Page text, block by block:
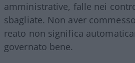
amministrative, falle nei
sbagliate. Non aver
reato non significa
governato bene.